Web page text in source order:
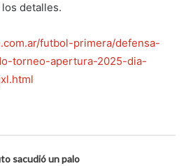
detalles.
futbol-primera/defensa-
torneo-apertura-2025-dia-
sacudió un palo